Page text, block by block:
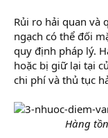
Rủi ro hải quan và
ngạch có thể đối
quy định pháp lý.
hoặc bị giữ lại tại
chi phí và thủ tục
Hàng